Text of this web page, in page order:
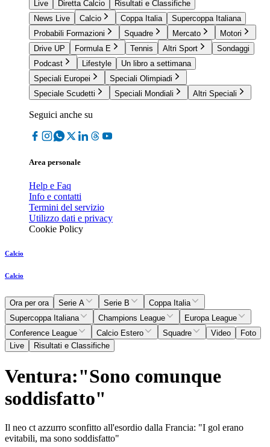
Live
Diretta Calcio
Risultati e Classifiche
News Live
Calcio Coppa Italia
Supercoppa Italiana
Probabili Formazioni
Squadre Mercato
Motori
Drive UP
Formula E Tennis Altri Sport
Sondaggi
Podcast
Lifestyle
Un libro a settimana
Speciali Europei
Speciali Olimpiadi
Speciale Scudetti
Speciali Mondiali Altri Speciali
Seguici anche su
Area personale
Help e Faq
Info e contatti
Termini del servizio
Utilizzo dati e privacy
Cookie Policy
Calcio
Calcio
Ora per ora Serie A Serie B
Coppa Italia
Supercoppa Italiana
Champions League
Europa League
Conference League
Calcio Estero Squadre Video
Foto
Live
Risultati e Classifiche
Ventura:"Sono comunque
soddisfatto"
Il neo ct azzurro sconfitto all'esordio dalla Francia: "I gol erano
evitabili, ma sono soddisfatto"